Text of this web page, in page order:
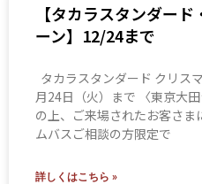
【タカラスタンダー
ーン】12/24まで
タカラスタンダード クリス
月24日（火）まで 〈東京大
の上、ご来場されたお客さま
ムバスご相談の方限定で
詳しくはこちら »